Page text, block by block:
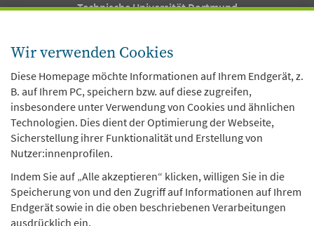
Technische Universität Dortmund
Vogelpothsweg 78
D-44227 Dortmund
Über uns
Themen
Kom
KJH-Report
Wir verwenden Cookies
Diese Homepage möchte Informationen auf Ihrem Endgerät, z.
B. auf Ihrem PC, speichern bzw. auf diese zugreifen,
insbesondere unter Verwendung von Cookies und ähnlichen
Technologien. Dies dient der Optimierung der Webseite,
Sicherstellung ihrer Funktionalität und Erstellung von
Nutzer:innenprofilen.
Indem Sie auf „Alle akzeptieren“ klicken, willigen Sie in die
Speicherung von und den Zugriff auf Informationen auf Ihrem
Endgerät sowie in die oben beschriebenen Verarbeitungen
ausdrücklich ein.